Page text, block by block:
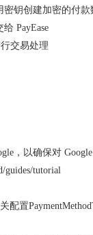
钥创建加密的付
PayEase
交易处理
，以确保对
guides/tutorial
置